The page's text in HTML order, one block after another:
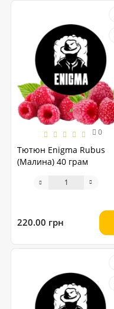
0
Тютюн Enigma Rubus
(Малина) 40 грам
220.00 грн